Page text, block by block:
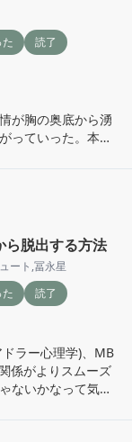
ほしいと願うばか
読了
が胸の奥底から湧
っていった。本気
でくる、そんな話
気持ちを聞かせて
「私だけが思って
…」と言った私
、感じてることを
す。」と面談担当
脱出する方法
ート ,冨永星
読了
ラー心理学)、MB
係がよりスムーズ
ないかなって気が